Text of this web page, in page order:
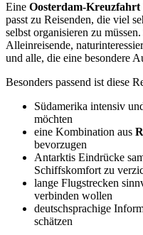
Eine Oosterdam-
passt zu Reisenden, die viel
selbst organisieren zu
Alleinreisende,
und alle, die eine besondere
Besonders passend ist diese
Südamerika intensiv
möchten
eine Kombination aus
bevorzugen
Antarktis Eindrücke
Schiffskomfort zu
lange Flugstrecken
verbinden wollen
deutschsprachige
schätzen